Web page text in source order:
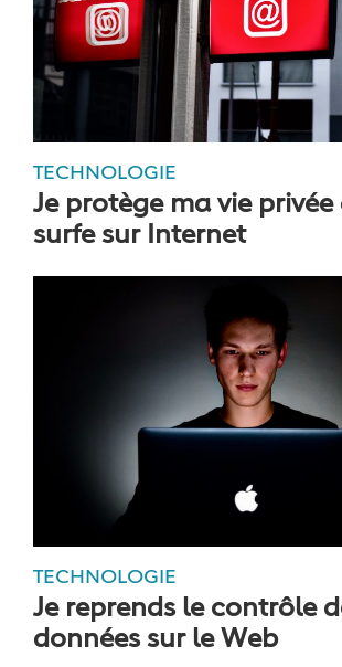
TECHNOLOGIE
Je protège ma vie
surfe sur Internet
TECHNOLOGIE
Je reprends le contrôle
données sur le Web